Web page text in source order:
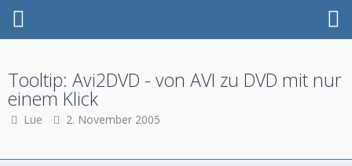
Tooltip: Avi2DVD - von AVI zu DVD mit nur
einem Klick
Lue 2. November 2005